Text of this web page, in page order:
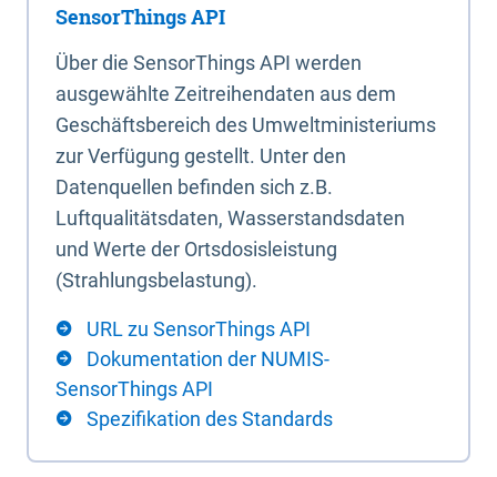
SensorThings API
Über die SensorThings API werden
ausgewählte Zeitreihendaten aus dem
Geschäftsbereich des Umweltministeriums
zur Verfügung gestellt. Unter den
Datenquellen befinden sich z.B.
Luftqualitätsdaten, Wasserstandsdaten
und Werte der Ortsdosisleistung
(Strahlungsbelastung).
URL zu SensorThings API
Dokumentation der NUMIS-
SensorThings API
Spezifikation des Standards